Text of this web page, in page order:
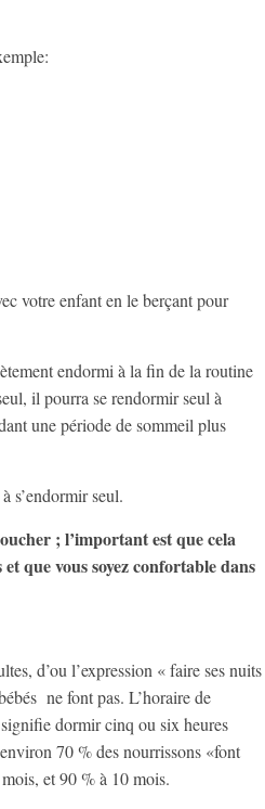
votre enfant en le berçant pour
endormi à la fin de la routine
il pourra se rendormir seul à
une période de sommeil plus
s’endormir seul.
; l’important est que cela
que vous soyez confortable dans
d’ou l’expression « faire ses nuits
ne font pas. L’horaire de
dormir cinq ou six heures
70 % des nourrissons «font
et 90 % à 10 mois.